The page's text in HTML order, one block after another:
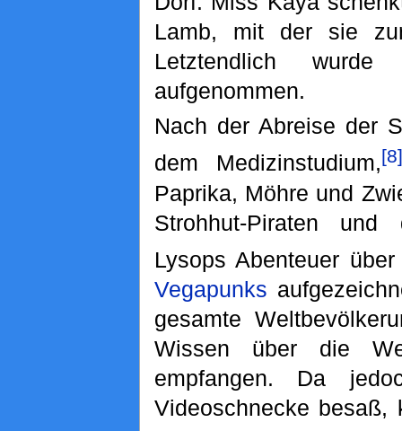
Lamb, mit der sie
Letztendlich
aufgenommen.
Nach der Abreise der
dem Medizinstudium,[8]
Paprika, Möhre und
Strohhut-Piraten und
Lysops Abenteuer
Vegapunks
gesamte
Wissen über die
empfangen. Da
Videoschnecke besaß,